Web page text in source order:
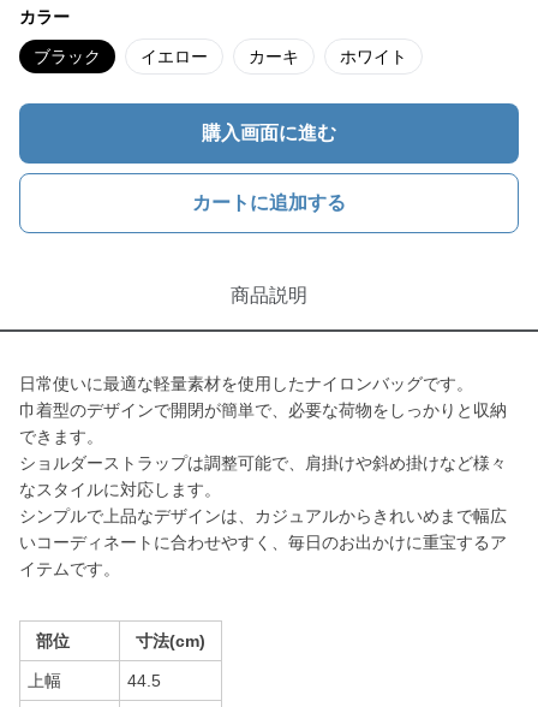
カラー
ブラック イエロー カーキ ホワイト
購入画面に進む
カートに追加する
商品説明
日常使いに最適な軽量素材を使用したナイロンバッグです。
巾着型のデザインで開閉が簡単で、必要な荷物をしっかりと収納
できます。
ショルダーストラップは調整可能で、肩掛けや斜め掛けなど様々
なスタイルに対応します。
シンプルで上品なデザインは、カジュアルからきれいめまで幅広
いコーディネートに合わせやすく、毎日のお出かけに重宝するア
イテムです。
部位 寸法(cm)
上幅 44.5